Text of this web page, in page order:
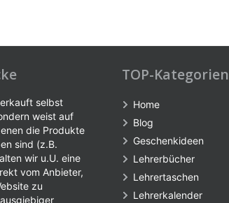
selbst
weist auf
die Produkte
sind (z.B.
wir u.U. eine
vom Anbieter,
zu
TOP-Kategorien
Home
Blog
Geschenkideen
Lehrerbücher
Lehrertaschen
Lehrerkalender